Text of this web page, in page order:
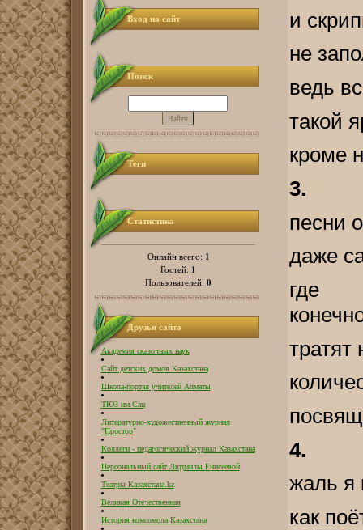
Вход на сайт
Поиск
Теги
Статистика
Онлайн всего: 1
Гостей: 1
Пользователей: 0
Друзья сайта
Академия сказочных наук
Сайт детских домов Казахстана
Школа-портал учителей Алматы
ТЮЗ им.Сац
Литературно-художественный журнал
"Простор"
Коллеги - педагогический журнал Казахстана
Персональный сайт Людмилы Енисеевой
Театры Казахстана.kz
Великая Отечественная
История комсомола Казахстана
и
не
ведь
такой
кроме
3.
песни
даже
где
тратят
4.
жаль я
как